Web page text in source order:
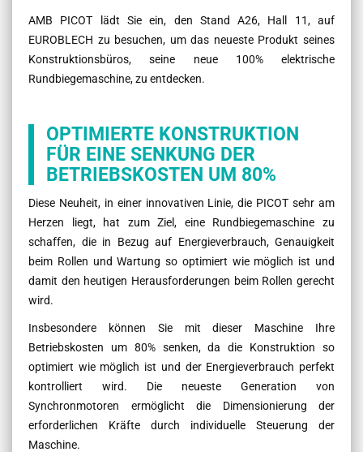
AMB PICOT lädt Sie ein, den Stand A26, Hall 11, auf
EUROBLECH zu besuchen, um das neueste Produkt seines
Konstruktionsbüros, seine neue 100% elektrische
Rundbiegemaschine, zu entdecken.
OPTIMIERTE KONSTRUKTION
FÜR EINE SENKUNG DER
BETRIEBSKOSTEN UM 80%
Diese Neuheit, in einer innovativen Linie, die PICOT sehr am
Herzen liegt, hat zum Ziel, eine Rundbiegemaschine zu
schaffen, die in Bezug auf Energieverbrauch, Genauigkeit
beim Rollen und Wartung so optimiert wie möglich ist und
damit den heutigen Herausforderungen beim Rollen gerecht
wird.
Insbesondere können Sie mit dieser Maschine Ihre
Betriebskosten um 80% senken, da die Konstruktion so
optimiert wie möglich ist und der Energieverbrauch perfekt
kontrolliert wird. Die neueste Generation von
Synchronmotoren ermöglicht die Dimensionierung der
erforderlichen Kräfte durch individuelle Steuerung der
Maschine.